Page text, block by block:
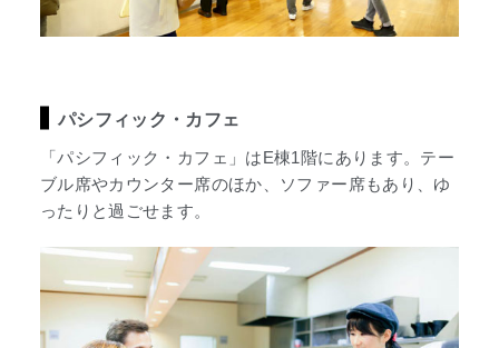
パシフィック・カフェ
「パシフィック・カフェ」はE棟1階にあります。テー
ブル席やカウンター席のほか、ソファー席もあり、ゆ
ったりと過ごせます。